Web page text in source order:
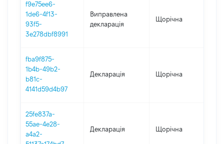
f9e75ee6-
1de6-4f13-
93f5-
3e278dbf8991
Виправлена
декларація
Щорічна
fba9f875-
1b4b-49b2-
b81c-
4141d59d4b97
Декларація Щорічна
25fe837a-
55ae-4e28-
a4a2-
Декларація Щорічна